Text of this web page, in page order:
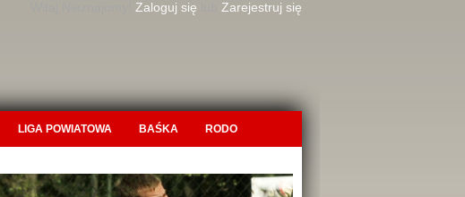
Zaloguj się Zarejestruj się
LIGA POWIATOWA BAŚKA RODO